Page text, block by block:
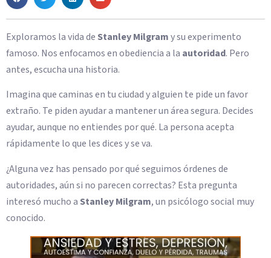
Exploramos la vida de Stanley Milgramy su experimento
famoso. Nos enfocamos en obediencia a la autoridad. Pero
antes, escucha una historia.
Imagina que caminas en tu ciudad y alguien te pide un favor
extraño. Te piden ayudar a mantener un área segura. Decides
ayudar, aunque no entiendes por qué. La persona acepta
rápidamente lo que les dices y se va.
¿Alguna vez has pensado por qué seguimos órdenes de
autoridades, aún si no parecen correctas? Esta pregunta
interesó mucho a Stanley Milgram, un psicólogo social muy
conocido.